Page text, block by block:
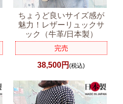
ちょうど良いサイズ感が
魅力！レザーリュックサ
ック（牛革/日本製）
完売
38,500円(税込)